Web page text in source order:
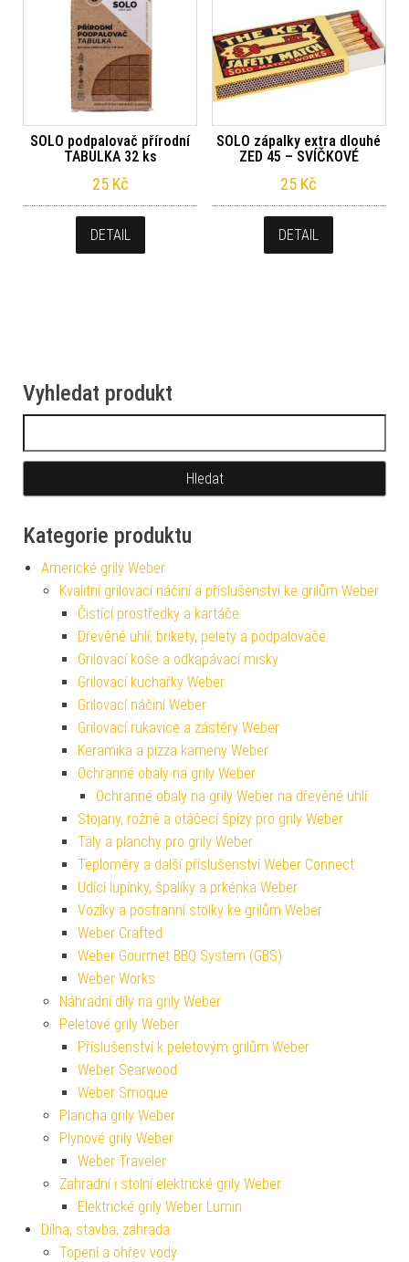
SOLO podpalovač přírodní
TABULKA 32 ks
25 Kč
DETAIL
SOLO zápalky extra dlouhé
ZED 45 – SVÍČKOVÉ
25 Kč
DETAIL
Vyhledat produkt
Kategorie produktu
Americké grily Weber
Kvalitní grilovací náčiní a příslušenství ke grilům Weber
Čistící prostředky a kartáče
Dřevěné uhlí, brikety, pelety a podpalovače
Grilovací koše a odkapávací misky
Grilovací kuchařky Weber
Grilovací náčiní Weber
Grilovací rukavice a zástěry Weber
Keramika a pizza kameny Weber
Ochranné obaly na grily Weber
Ochranné obaly na grily Weber na dřevěné uhlí
Stojany, rožně a otáčecí špízy pro grily Weber
Tály a planchy pro grily Weber
Teploměry a další příslušenství Weber Connect
Udící lupínky, špalíky a prkénka Weber
Vozíky a postranní stolky ke grilům Weber
Weber Crafted
Weber Gourmet BBQ System (GBS)
Weber Works
Náhradní díly na grily Weber
Peletové grily Weber
Příslušenství k peletovým grilům Weber
Weber Searwood
Weber Smoque
Plancha grily Weber
Plynové grily Weber
Weber Traveler
Zahradní i stolní elektrické grily Weber
Elektrické grily Weber Lumin
Dílna, stavba, zahrada
Topení a ohřev vody